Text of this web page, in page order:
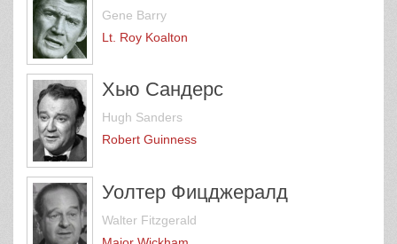
Gene Barry
Lt. Roy Koalton
Хью Сандерс
Hugh Sanders
Robert Guinness
Уолтер Фицджералд
Walter Fitzgerald